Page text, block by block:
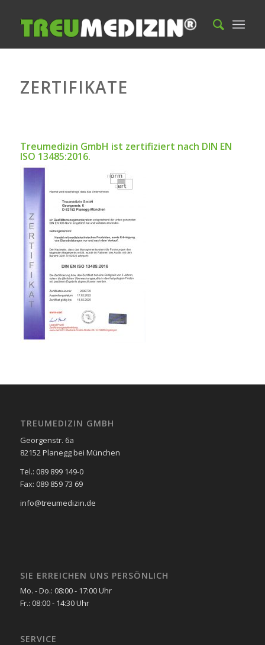
ZERTIFIKATE
Treumedizin GmbH ist zertifiziert nach DIN EN
ISO 13485:2016.
TREUMEDIZIN GMBH
Georgenstr. 6a
82152 Planegg bei München
Tel.: 089 899 149-0
Fax: 089 859 73 69
info@treumedizin.de
SIE ERREICHEN UNS PERSÖNLICH
Mo. - Do.: 08:00 - 17:00 Uhr
Fr.: 08:00 - 14:30 Uhr
SERVICE